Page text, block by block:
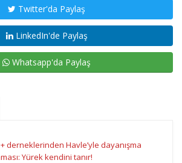
Twitter'da Paylaş
LinkedIn'de Paylaş
Whatsapp'da Paylaş
derneklerinden Havle’yle dayanışma
Yürek kendini tanır!